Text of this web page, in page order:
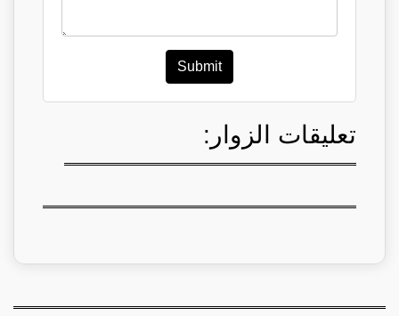
Submit
تعليقات الزوار: